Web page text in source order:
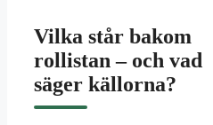
Vilka står bakom
rollistan – och vad
säger källorna?